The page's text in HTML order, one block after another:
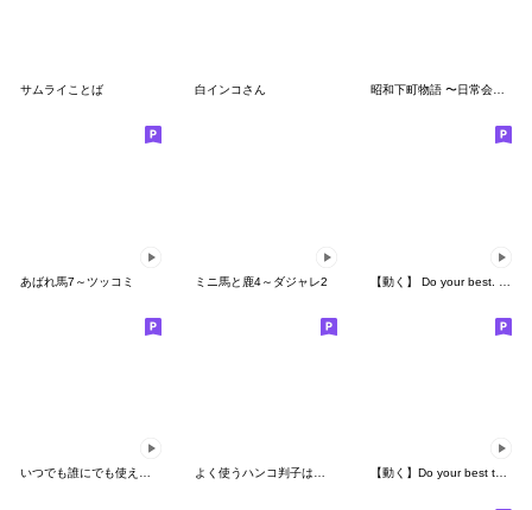
サムライことば 白インコさん 昭和下町物語 〜日常会話編〜
あばれ馬7～ツッコミ ミニ馬と鹿4～ダジャレ2
【動く】Do your best the story